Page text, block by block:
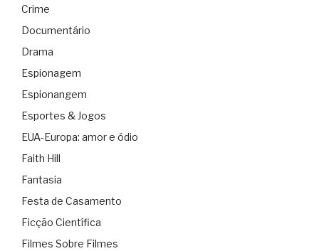
Crime
Documentário
Drama
Espionagem
Espionangem
Esportes & Jogos
EUA-Europa: amor e ódio
Faith Hill
Fantasia
Festa de Casamento
Ficção Científica
Filmes Sobre Filmes